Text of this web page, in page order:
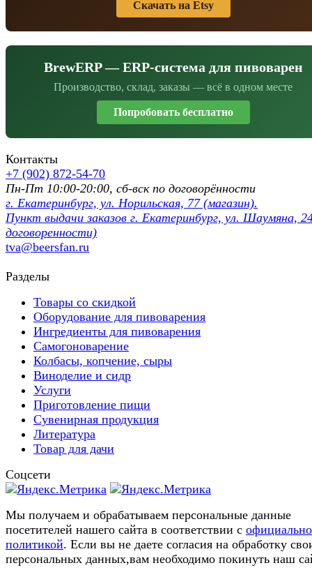
Скачать на Etsy
BrewERP — ERP-система для пивоварен
Производство, склад, заказы — всё в одном месте
Попробовать бесплатно
Контакты
+7 (902) 872-54-70
Пн-Пт 10:00-20:00, сб-вск по договорённости
г. Екатеринбург, ул. Норильская, 77 (магазин).
Пункт выдачи заказов г. Екатеринбург, ул. Шаумяна,
договоренности)
tva@beersfan.ru
Разделы
Товары со скидкой
Оборудование для пивоварения
Ингредиенты для пивоварения
Самогоноварение
Колбасы, копчение, сыры
Виноделие и сидр
Услуги
Приготовление пищи
Сувенирная продукция
Литература
Товар для дачи
Соцсети
Мы получаем и обрабатываем персональные данные
посетителей нашего сайта в соответствии с
политикой. Если вы не даете согласия на обработку
персональных данных,вам необходимо покинуть наш